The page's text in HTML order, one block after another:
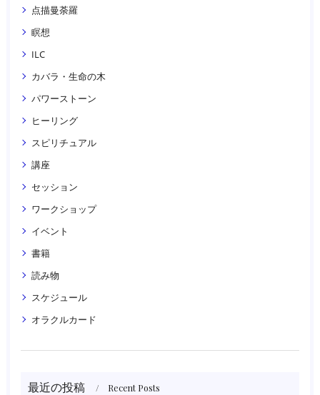
点描曼荼羅
瞑想
ILC
カバラ・生命の木
パワーストーン
ヒーリング
スピリチュアル
講座
セッション
ワークショップ
イベント
書籍
読み物
スケジュール
オラクルカード
最近の投稿 Recent Posts